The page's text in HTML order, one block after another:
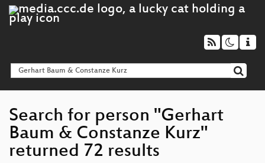
Search for person "Gerhart
Baum & Constanze Kurz"
returned 72 results